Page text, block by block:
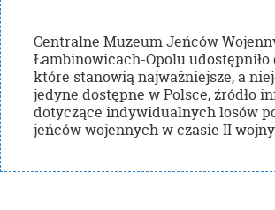
Centralne Muzeum Jeńców
Łambinowicach-Opolu
które stanowią najważniejsze, a
jedyne dostępne w Polsce, źródło
dotyczące indywidualnych losów
jeńców wojennych w czasie II